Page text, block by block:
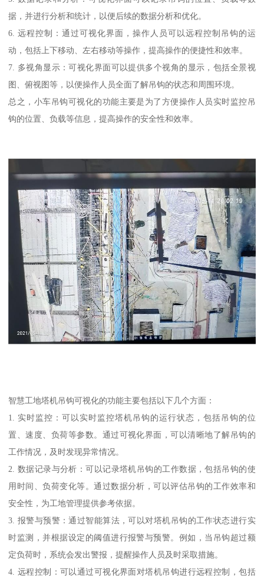
据，并进行分析和统计，以便后续的数据分析和优化。
6. 远程控制：通过可视化界面，操作人员可以远程控制吊钩的运
动，包括上下移动、左右移动等操作，提高操作的便捷性和效率。
7. 多视角显示：可视化界面可以提供多个视角的显示，包括全景视
图、俯视图等，以便操作人员全面了解吊钩的状态和周围环境。
总之，小车吊钩可视化的功能主要是为了方便操作人员实时监控吊
钩的位置、负载等信息，提高操作的安全性和效率。
智慧工地塔机吊钩可视化的功能主要包括以下几个方面：
1. 实时监控：可以实时监控塔机吊钩的运行状态，包括吊钩的位
置、速度、负荷等参数。通过可视化界面，可以清晰地了解吊钩的
工作情况，及时发现异常情况。
2. 数据记录与分析：可以记录塔机吊钩的工作数据，包括吊钩的使
用时间、负荷变化等。通过数据分析，可以评估吊钩的工作效率和
安全性，为工地管理提供参考依据。
3. 报警与预警：通过智能算法，可以对塔机吊钩的工作状态进行实
时监测，并根据设定的阈值进行报警与预警。例如，当吊钩超过额
定负荷时，系统会发出警报，提醒操作人员及时采取措施。
4. 远程控制：可以通过可视化界面对塔机吊钩进行远程控制，包括